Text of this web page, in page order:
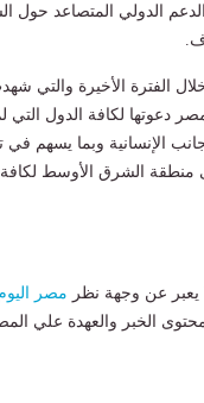
الدعم الدولي المتصاعد حول
الفترة الأخيرة والتي
مصر دعوتها لكافة الدول التي
الإنسانية وبما يسهم في
فى منطقة الشرق الأوسط
يعبر عن وجهة نظر مصر
الخبر والعهدة علي